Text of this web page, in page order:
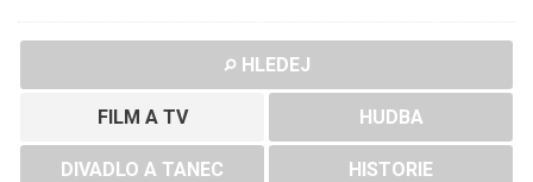
HLEDEJ
FILM A TV HUDBA
DIVADLO A TANEC HISTORIE